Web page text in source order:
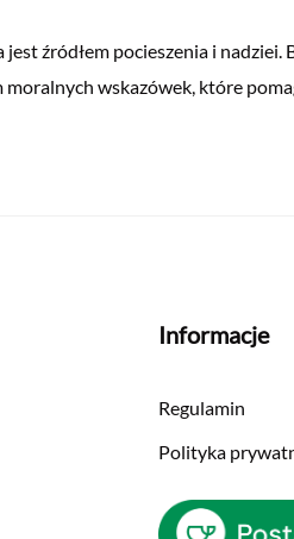
źródłem pocieszenia i nadziei.
moralnych wskazówek, które
Informacje
Regulamin
Polityka